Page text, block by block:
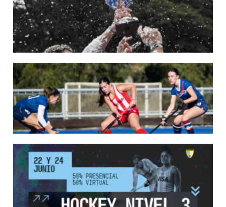
22/05/2026
LAS LEONAS CONVOCADAS PARA LA VENTANA EUROPEA DE P...
En junio, el seleccionado nacional disputará las últimas dos ventanas de Pro
League 2025-26 en Bélgica e Inglaterra.
18/05/2026
SE DEFINIERON LOS CAMPEONES DE LA PRIMERA FASE DE ...
Del 13 al 17 de mayo se llevó a cabo el torneo que reúne a los mejores clubes del
país.
LEER MÁS
13/05/2026
EN MARCHA LA PRIMERA FASE DE LA SUPERLIGA DE HOCKE...
Del 13 al 17 de mayo los mejores clubes del país se enfrentan durante 5 días en
todo el territorio nacional
LEER MÁS